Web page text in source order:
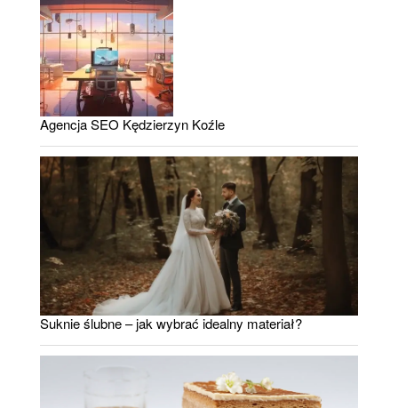
Agencja SEO Kędzierzyn Koźle
Suknie ślubne – jak wybrać idealny materiał?